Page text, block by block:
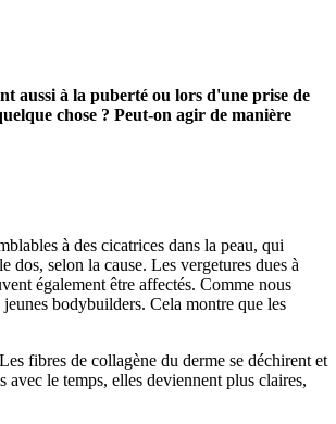
aussi à la puberté ou lors d'une prise de
chose ? Peut-on agir de manière
à des cicatrices dans la peau, qui
dos, selon la cause. Les vergetures dues à
également être affectés. Comme nous
bodybuilders. Cela montre que les
fibres de collagène du derme se déchirent et
avec le temps, elles deviennent plus claires,